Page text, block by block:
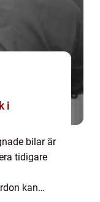
i
bilar är
tidigare
kan